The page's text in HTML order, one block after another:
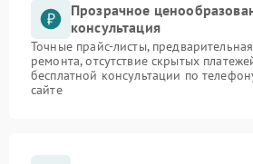
Прозрачное
консультация
Точные прайс-листы,
ремонта, отсутствие скрытых
бесплатной консультации по
сайте